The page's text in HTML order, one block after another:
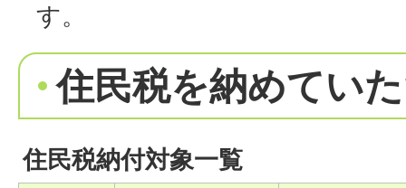
す。
住民税を納めてい
住民税納付対象一覧